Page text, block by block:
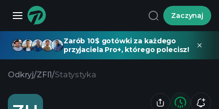
Zaczynaj
Zarób 10$ gotówki za każdego
przyjaciela Pro+, którego polecisz!
Odkryj/ZFI1/Statystyka